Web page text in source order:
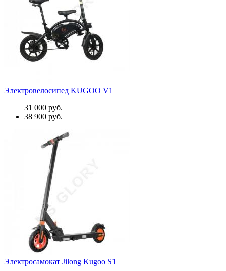
Электровелосипед KUGOO V1
31 000 руб.
38 900 руб.
Электросамокат Jilong Kugoo S1